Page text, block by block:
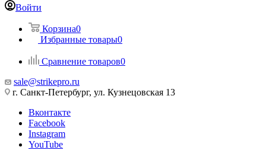
Войти
Корзина0
Избранные товары0
Сравнение товаров0
sale@strikepro.ru
г. Санкт-Петербург, ул. Кузнецовская 13
Вконтакте
Facebook
Instagram
YouTube